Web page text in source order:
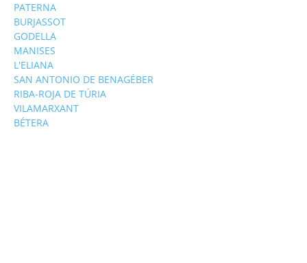
PATERNA
BURJASSOT
GODELLA
MANISES
L'ELIANA
SAN ANTONIO DE BENAGÉBER
RIBA-ROJA DE TÚRIA
VILAMARXANT
BÉTERA